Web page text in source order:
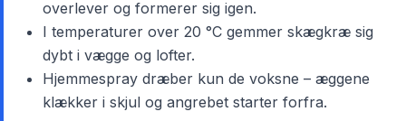
overlever og formerer sig igen.
I temperaturer over 20 °C gemmer skægkræ sig
dybt i vægge og lofter.
Hjemmespray dræber kun de voksne – æggene
klækker i skjul og angrebet starter forfra.